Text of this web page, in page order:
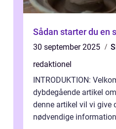
Sådan starter du en
30 september 2025
redaktionel
INTRODUKTION:
dybdegående artikel
denne artikel vil vi give
nødvendige